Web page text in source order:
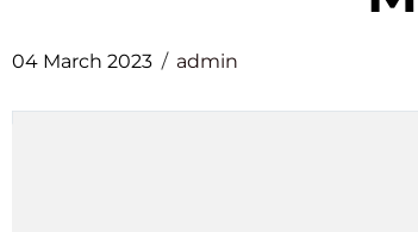
04 March 2023 admin